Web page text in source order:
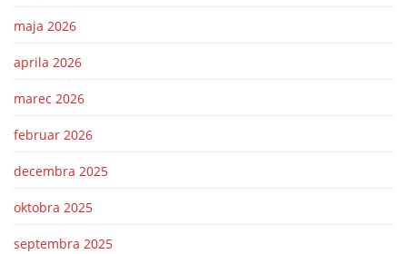
maja 2026
aprila 2026
marec 2026
februar 2026
decembra 2025
oktobra 2025
septembra 2025